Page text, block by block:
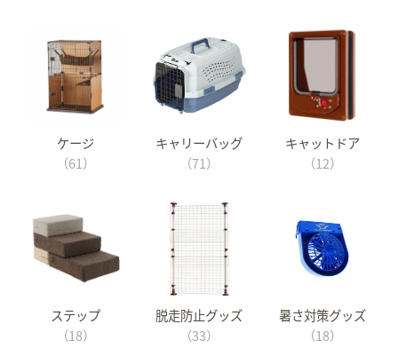
ケージ
（61）
キャリーバッグ
（71）
キャットドア
（12）
ステップ
（18）
脱走防止グッズ
（33）
暑さ対策グッズ
（18）